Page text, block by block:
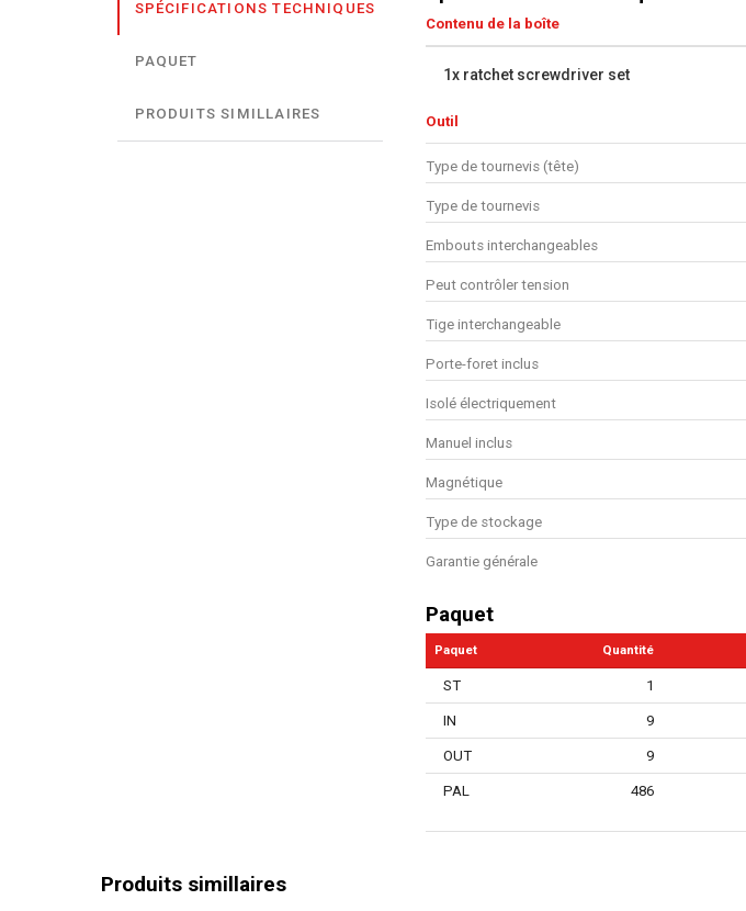
SPÉCIFICATIONS TECHNIQUES
PAQUET
PRODUITS SIMILLAIRES
Contenu de la boîte
1x ratchet screwdriver set
Outil
Type de tournevis (tête)
Type de tournevis
Embouts interchangeables
Peut contrôler tension
Tige interchangeable
Porte-foret inclus
Isolé électriquement
Manuel inclus
Magnétique
Type de stockage
Garantie générale
Paquet
Paquet Quantité
ST 1
IN 9
OUT 9
PAL 486
Produits simillaires